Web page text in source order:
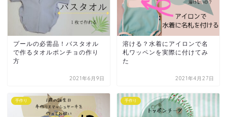
プールの必需品！バスタオル
で作るタオルポンチョの作り
方
2021年6月9日
溶ける？水着にアイロンで名
札ワッペンを実際に付けてみ
た
2021年4月27日
手作り 手作り